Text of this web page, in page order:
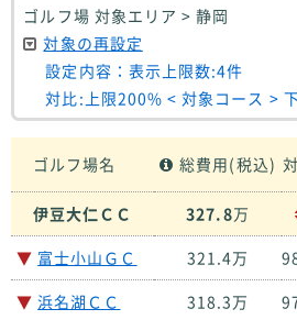
ゴルフ場 対象エリア > 静岡
対象の再設定
設定内容：表示上限数:4件
対比:上限200% < 対象コース >
ゴルフ場名 総費用(税込)
伊豆大仁ＣＣ 327.8万
▼ 富士小山ＧＣ 321.4万
▼ 浜名湖ＣＣ 318.3万